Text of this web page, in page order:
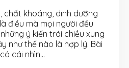
chất khoáng, dinh dưỡng
điều mà mọi người đều
ý kiến trái chiều xung
như thế nào là hợp lý. Bài
cái nhìn...